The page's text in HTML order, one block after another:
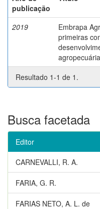
publicação
2019
Embrapa
primeiras
Resultado 1-1 de 1.
Busca facetada
Editor
CARNEVALLI, R. A.
FARIA, G. R.
FARIAS NETO, A. L. de